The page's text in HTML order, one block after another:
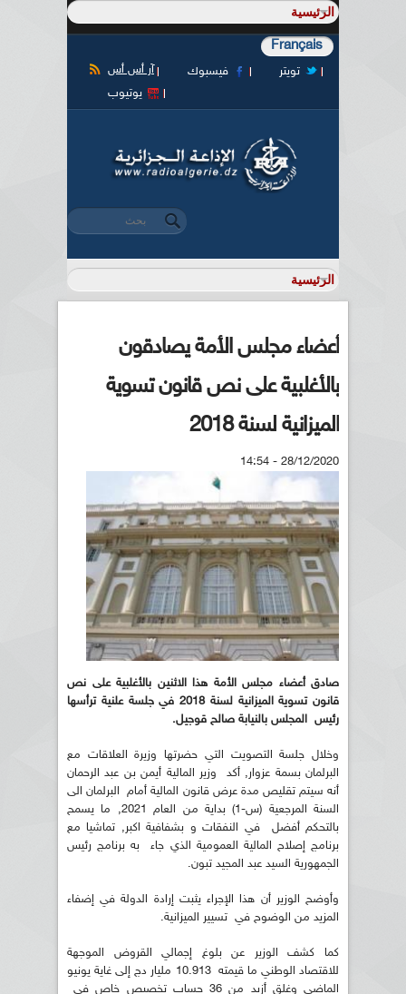
Français
آر أس أس فيسبوك
تويتر
يوتيوب
استمارة البحث
‏بحث ‏
أعضاء مجلس الأمة يصادقون
بالأغلبية على نص قانون تسوية
الميزانية لسنة 2018
28/12/2020 - 14:54
صادق أعضاء مجلس الأمة هذا الاثنين بالأغلبية على نص
قانون تسوية الميزانية لسنة 2018 في جلسة علنية ترأسها
رئيس المجلس بالنيابة صالح قوجيل.
وخلال جلسة التصويت التي حضرتها وزيرة العلاقات مع
البرلمان بسمة عزوار, أكد وزير المالية أيمن بن عبد الرحمان
أنه سيتم تقليص مدة عرض قانون المالية أمام البرلمان الى
السنة المرجعية (س-1) بداية من العام 2021, ما يسمح
بالتحكم أفضل في النفقات و بشفافية اكبر, تماشيا مع
برنامج إصلاح المالية العمومية الذي جاء به برنامج رئيس
الجمهورية السيد عبد المجيد تبون.
وأوضح الوزير أن هذا الإجراء يثبت إرادة الدولة في إضفاء
المزيد من الوضوح في تسيير الميزانية.
كما كشف الوزير عن بلوغ إجمالي القروض الموجهة
للاقتصاد الوطني ما قيمته 10.913 مليار دج إلى غاية يونيو
الماضي وغلق أزيد من 36 حساب تخصيص خاص في